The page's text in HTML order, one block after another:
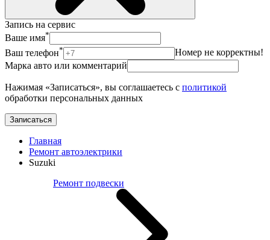
Запись на сервис
Ваше имя*
Ваш телефон*
Номер не корректны!
Марка авто или комментарий
Нажимая «Записаться», вы соглашаетесь с политикой
обработки персональных данных
Записаться
Главная
Ремонт автоэлектрики
Suzuki
Ремонт подвески